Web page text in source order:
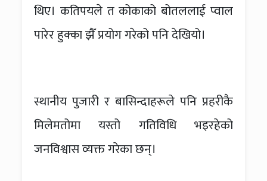
थिए। कतिपयले त कोकाको बोतललाई प्वाल
पारेर हुक्का झैँ प्रयोग गरेको पनि देखियो।
स्थानीय पुजारी र बासिन्दाहरूले पनि प्रहरीकै
मिलेमतोमा यस्तो गतिविधि भइरहेको
जनविश्वास व्यक्त गरेका छन्।